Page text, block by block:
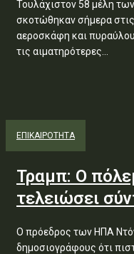
Τουλάχιστον 58 μέλη
σκοτώθηκαν σήμερα
αεροσκάφη και
τις αιματηρότερες...
ΕΠΙΚΑΙΡΟΤΗΤΑ
Τραμπ: Ο
τελειώσει
Ο πρόεδρος των ΗΠΑ
δημοσιογράφους ότι